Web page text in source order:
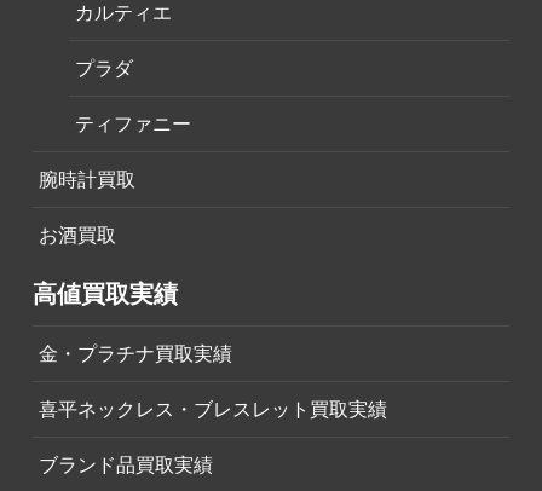
カルティエ
プラダ
ティファニー
腕時計買取
お酒買取
高値買取実績
金・プラチナ買取実績
喜平ネックレス・ブレスレット買取実績
ブランド品買取実績